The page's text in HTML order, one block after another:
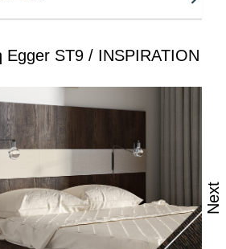
αναβαθμισμένες φινιτούρες
θερμότητα και τον ατμό
καθημερινή φθορά από τριβή,
καθημερινού καθαρισμού
υγιεινή
Egger ST9 / INSPIRATION
Next